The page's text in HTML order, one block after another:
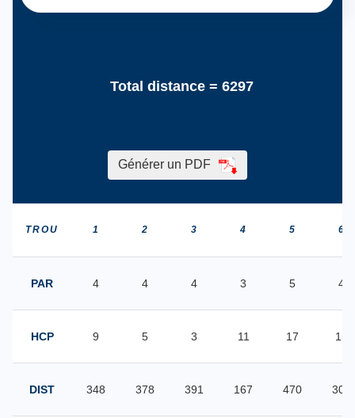
Total distance = 6297
Générer un PDF
TROU 1 2 3 4 5 6
PAR 4 4 4 3 5 4
HCP 9 5 3 11 17 15
DIST 348 378 391 167 470 309